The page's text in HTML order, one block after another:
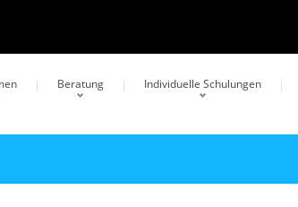
Beratung Individuelle Schulungen